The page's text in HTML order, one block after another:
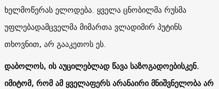
ხელმოწერას ელოდება. ყველა ცნობილმა რუსმა
უფლებადამცველმა მიმართა ვლადიმირ პუტინს
თხოვნით, არ გააკეთოს ეს.
დაბოლოს, ის აუცილებლად წავა საზოგადოებისკენ.
იმიტომ, რომ ამ ყველაფერს არანაირი მნიშვნელობა არ